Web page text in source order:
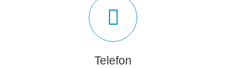
Telefon